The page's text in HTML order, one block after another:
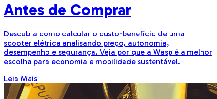
Antes de Comprar
Descubra como calcular o custo-benefício de uma
scooter elétrica analisando preço, autonomia,
desempenho e segurança. Veja por que a Wasp é a melhor
escolha para economia e mobilidade sustentável.
Leia Mais